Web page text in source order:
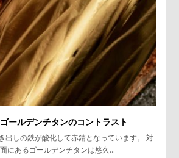
ールデンチタンのコントラスト
出しの鉄が酸化して赤錆となっています。 対
にあるゴールデンチタンは悠久…